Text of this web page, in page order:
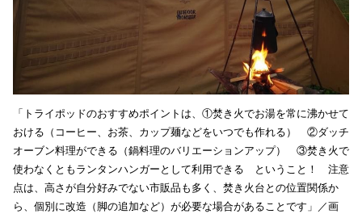
「トライポッドのおすすめポイントは、①焚き火でお湯を常に沸かせて
おける（コーヒー、お茶、カップ麺などをいつでも作れる） ②ダッチ
オーブン料理ができる（鍋料理のバリエーションアップ） ③焚き火で
使わなくともランタンハンガーとして利用できる ということ！ 注意
点は、高さが自分好みでない市販品も多く、焚き火台との位置関係か
ら、個別に改造（脚の追加など）が必要な場合があることです」／画